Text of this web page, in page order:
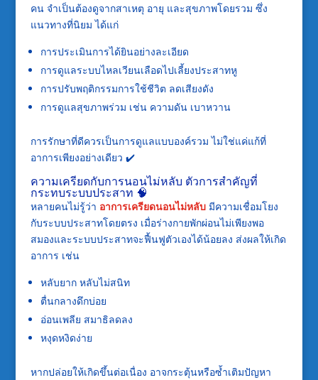
คน จำเป็นต้องดูจากสาเหตุ อายุ และสุขภาพโดยรวม ซึ่ง
แนวทางที่นิยม ได้แก่
การประเมินการได้ยินอย่างละเอียด
การดูแลระบบไหลเวียนเลือดไปเลี้ยงประสาทหู
การปรับพฤติกรรมการใช้ชีวิต ลดเสียงดัง
การดูแลสุขภาพร่วม เช่น ความดัน เบาหวาน
การรักษาที่ดีควรเป็นการดูแลแบบองค์รวม ไม่ใช่แค่แก้ที่
อาการเพียงอย่างเดียว ✔️
ความเครียดกับการนอนไม่หลับ ตัวการสำคัญที่
กระทบระบบประสาท 🧠
หลายคนไม่รู้ว่า อาการเครียดนอนไม่หลับมีความเชื่อมโยง
กับระบบประสาทโดยตรง เมื่อร่างกายพักผ่อนไม่เพียงพอ
สมองและระบบประสาทจะฟื้นฟูตัวเองได้น้อยลง ส่งผลให้เกิด
อาการ เช่น
หลับยาก หลับไม่สนิท
ตื่นกลางดึกบ่อย
อ่อนเพลีย สมาธิลดลง
หงุดหงิดง่าย
หากปล่อยให้เกิดขึ้นต่อเนื่อง อาจกระตุ้นหรือซ้ำเติมปัญหา